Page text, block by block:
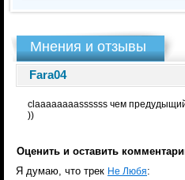
Мнения и отзывы
Fara04
claaaaaaaassssss чем предудыщий
))
Оценить и оставить
Я думаю, что трек Не Любя: